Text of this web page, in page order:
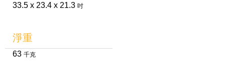
33.5 x 23.4 x 21.3 吋
淨重
63 千克